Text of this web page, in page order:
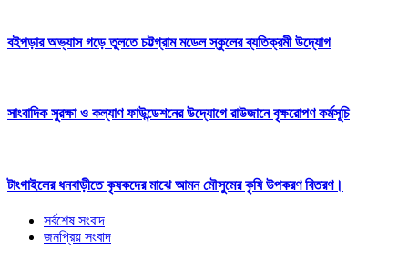
বইপড়ার অভ্যাস গড়ে তুলতে চট্টগ্রাম মডেল স্কুলের ব্যতিক্রমী উদ্যোগ
সাংবাদিক সুরক্ষা ও কল্যাণ ফাউন্ডেশনের উদ্যোগে রাউজানে বৃক্ষরোপণ কর্মসূচি
টাংগাইলের ধনবাড়ীতে কৃষকদের মাঝে আমন মৌসুমের কৃষি উপকরণ বিতরণ।
সর্বশেষ সংবাদ
জনপ্রিয় সংবাদ